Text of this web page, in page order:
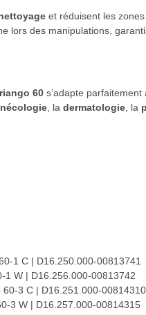
et réduisent les
lors des manipulations,
60 s’adapte
, la dermatologie , la
1 C | D16.250.000-00813741
1 W | D16.256.000-00813742
3 C | D16.251.000-00814310
3 W | D16.257.000-00814315